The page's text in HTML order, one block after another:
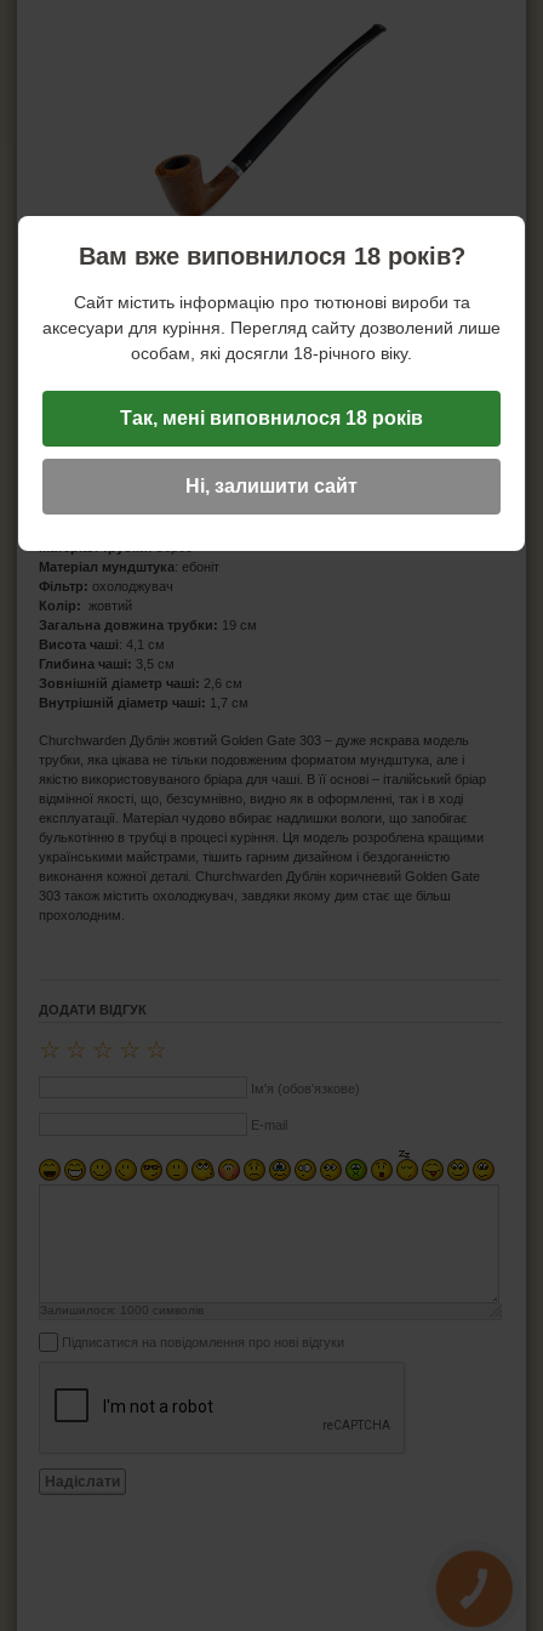
Характеристики
Матеріал мундштука: ебоніт
Фільтр: охолоджувач
Колір: жовтий
Загальна довжина трубки: 19 см
Висота чаші: 4,1 см
Глибина чаші: 3,5 см
Зовнішній діаметр чаші: 2,6 см
Внутрішній діаметр чаші: 1,7 см
Churchwarden Дублін жовтий Golden Gate 303 – дуже яскрава модель
трубки, яка цікава не тільки подовженим форматом мундштука, але і
якістю використовуваного бріара для чаші. В її основі – італійський бріар
відмінної якості, що, безсумнівно, видно як в оформленні, так і в ході
експлуатації. Матеріал чудово вбирає надлишки вологи, що запобігає
булькотінню в трубці в процесі куріння. Ця модель розроблена кращими
українськими майстрами, тішить гарним дизайном і бездоганністю
виконання кожної деталі. Churchwarden Дублін коричневий Golden Gate
303 також містить охолоджувач, завдяки якому дим стає ще більш
прохолодним.
ДОДАТИ ВІДГУК
☆
☆
☆
☆
☆
Ім'я (обов'язкове)
E-mail
Залишилося: 1000 символів
Підписатися на повідомлення про нові відгуки
Надіслати
СИГАРИ, СИГАРИЛИ ТА ВСЕ ДЛЯ НИХ
ПОПІЛЬНИЦІ
HEADSHOP (ХЕДШОП)
Вам вже виповнилося 18 років?
Сайт містить інформацію про тютюнові вироби та
аксесуари для куріння. Перегляд сайту дозволений лише
особам, які досягли 18-річного віку.
Так, мені виповнилося 18 років
Ні, залишити сайт
КНОПКА
ЗВ'ЯЗКУ